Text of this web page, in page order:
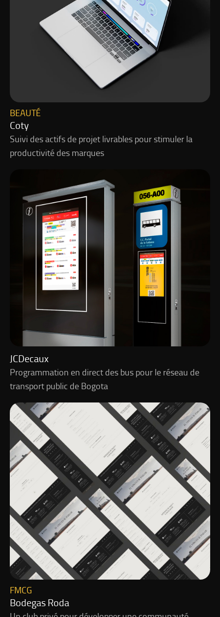
Coty
BEAUTÉ
Suivi des actifs de projet livrables pour stimuler la
productivité des marques
JCDecaux
Programmation en direct des bus pour le réseau de
transport public de Bogota
Bodegas Roda
FMCG